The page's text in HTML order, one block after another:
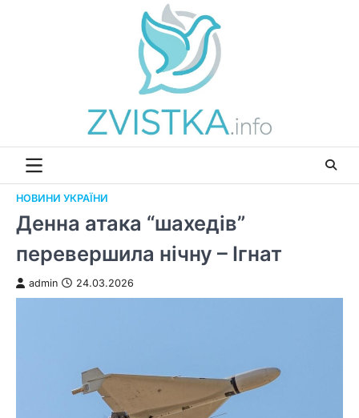
НОВИНИ УКРАЇНИ
Денна атака “шахедів”
перевершила нічну – Ігнат
admin 24.03.2026